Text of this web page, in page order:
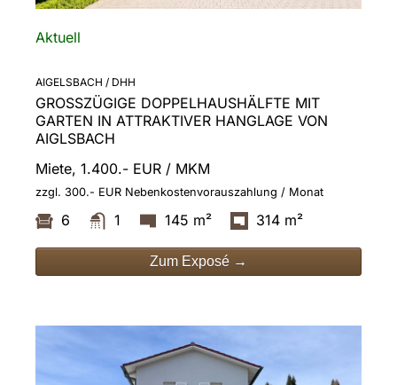
Aktuell
AIGELSBACH / DHH
GROSSZÜGIGE DOPPELHAUSHÄLFTE MIT G
ARTEN IN ATTRAKTIVER HANGLAGE VON A
IGLSBACH
Miete, 1.400.- EUR / MKM
zzgl. 300.- EUR Nebenkostenvorauszahlung / Monat
6 1 145 m² 314 m²
Zum Exposé →